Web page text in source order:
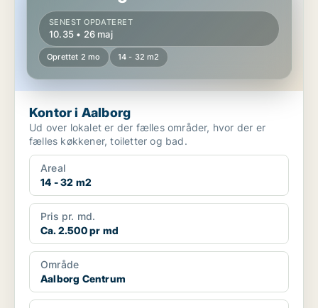
SENEST OPDATERET
10.35 • 26 maj
Oprettet 2 mo 14 - 32 m2
Kontor i Aalborg
Ud over lokalet er der fælles områder, hvor der er
fælles køkkener, toiletter og bad.
Areal
14 - 32 m2
Pris pr. md.
Ca. 2.500 pr md
Område
Aalborg Centrum